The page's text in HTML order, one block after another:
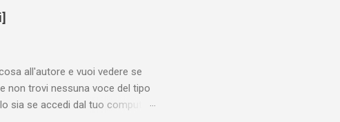
all'autore e vuoi vedere se
non trovi nessuna voce del tipo
sia se accedi dal tuo computer